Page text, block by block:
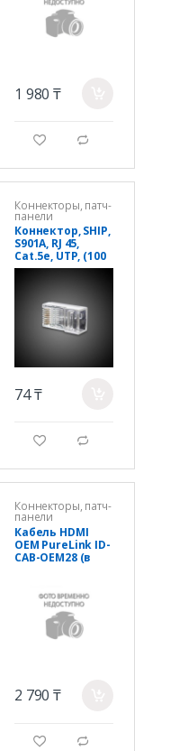
1 980 ₸
g d
Коннекторы, патч-
панели
Коннектор, SHIP,
S901A, RJ 45,
Cat.5e, UTP, (100
штук в пакете),
74 ₸
g d
Коннекторы, патч-
панели
Кабель HDMI
OEM PureLink ID-
CAB-OEM28 (в
2 790 ₸
g d